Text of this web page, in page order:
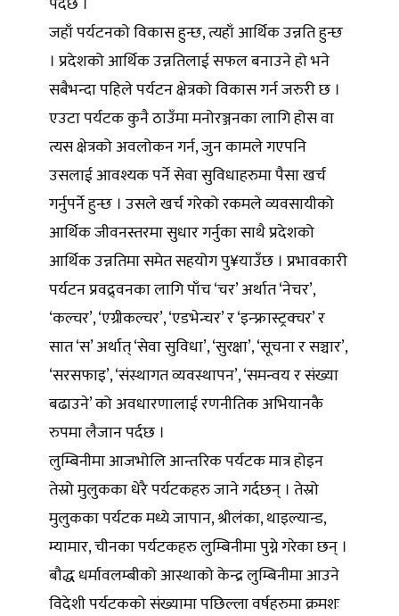
जहाँ पर्यटनको विकास हुन्छ, त्यहाँ आर्थिक उन्नति हुन्छ
। प्रदेशको आर्थिक उन्नतिलाई सफल बनाउने हो भने
सबैभन्दा पहिले पर्यटन क्षेत्रको विकास गर्न जरुरी छ ।
एउटा पर्यटक कुनै ठाउँमा मनोरञ्जनका लागि होस वा
त्यस क्षेत्रको अवलोकन गर्न, जुन कामले गएपनि
उसलाई आवश्यक पर्ने सेवा सुविधाहरुमा पैसा खर्च
गर्नुपर्ने हुन्छ । उसले खर्च गरेको रकमले व्यवसायीको
आर्थिक जीवनस्तरमा सुधार गर्नुका साथै प्रदेशको
आर्थिक उन्नतिमा समेत सहयोग पु¥याउँछ । प्रभावकारी
पर्यटन प्रवद्र्वनका लागि पाँच ‘चर’ अर्थात ‘नेचर’,
‘कल्चर’, ‘एग्रीकल्चर’, ‘एडभेन्चर’ र ‘इन्फ्रास्ट्रक्चर’ र
सात ‘स’ अर्थात् ‘सेवा सुविधा’, ‘सुरक्षा’, ‘सूचना र सञ्चार’,
‘सरसफाइ’, ‘संस्थागत व्यवस्थापन’, ‘समन्वय र संख्या
बढाउने’ को अवधारणालाई रणनीतिक अभियानकै
रुपमा लैजान पर्दछ ।
लुम्बिनीमा आजभोलि आन्तरिक पर्यटक मात्र होइन
तेस्रो मुलुकका धेरै पर्यटकहरु जाने गर्दछन् । तेस्रो
मुलुकका पर्यटक मध्ये जापान, श्रीलंका, थाइल्यान्ड,
म्यामार, चीनका पर्यटकहरु लुम्बिनीमा पुग्ने गरेका छन् ।
बौद्ध धर्मावलम्बीको आस्थाको केन्द्र लुम्बिनीमा आउने
विदेशी पर्यटकको संख्यामा पछिल्ला वर्षहरुमा क्रमशः